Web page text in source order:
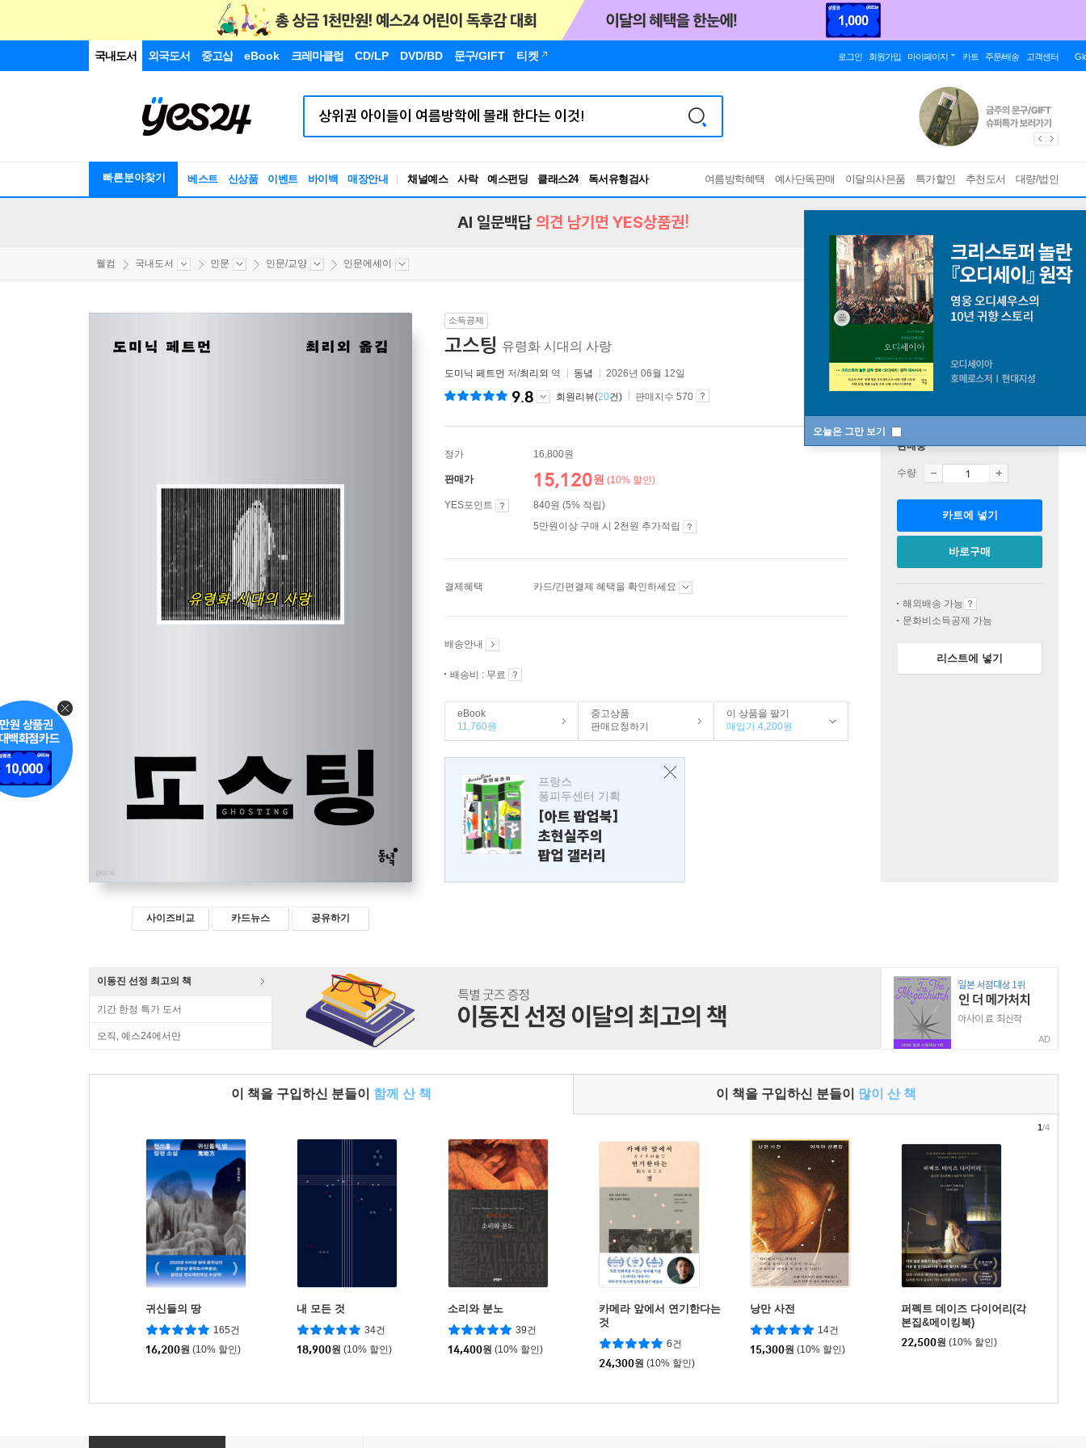
국내도서 외국도서 중고샵 eBook 크레마클럽 CD/LP DVD/BD 문구/GIFT 티켓 로그인 회원가입 마이페이지 카트 주문/배송 고객센터
빠른분야찾기 베스트 신상품 이벤트 바이백 매장안내 채널예스 사락 예스펀딩 클래스24
독서유형검사
RBTI Lab
여름방학혜택 예사단독판매 이달의사은품 특가할인 추천도서 대량/법인
오늘은 그만 보기
AI 일문백답 의견 남기면 YES상품권!
웰컴 국내도서 인문 인문/교양 인문에세이
사이즈비교 카드뉴스 공유하기
소득공제
고스팅 유령화 시대의 사랑
도미닉 페트먼 저/최리외 역 동녘 2026년 06월 12일
9.8 회원리뷰(20건) 판매지수 570
정가 16,800원
판매가 15,120원 (10% 할인)
YES포인트
840원 (5% 적립)
5만원이상 구매 시 2천원 추가적립
결제혜택 카드/간편결제 혜택을 확인하세요
배송안내
배송비 : 무료
eBook
11,760원
중고상품
판매요청하기
이 상품을 팔기
매입가 4,200원
프랑스
퐁피두센터 기획
[아트 팝업북]
초현실주의
팝업 갤러리
판매중
수량
카트에 넣기
바로구매
해외배송 가능
문화비소득공제 가능
리스트에 넣기
이동진 선정 최고의 책
기간 한정 특가 도서
오직, 예스24에서만 AD
이 책을 구입하신 분들이 함께 산 책 이 책을 구입하신 분들이 많이 산 책
귀신들의 땅
165건
16,200원 (10% 할인)
내 모든 것
34건
18,900원 (10% 할인)
소리와 분노
39건
14,400원 (10% 할인)
카메라 앞에서 연기한다는
것
6건
24,300원 (10% 할인)
낭만 사전
14건
15,300원 (10% 할인)
퍼펙트 데이즈 다이어리(각
본집&메이킹북)
22,500원 (10% 할인)
1/4